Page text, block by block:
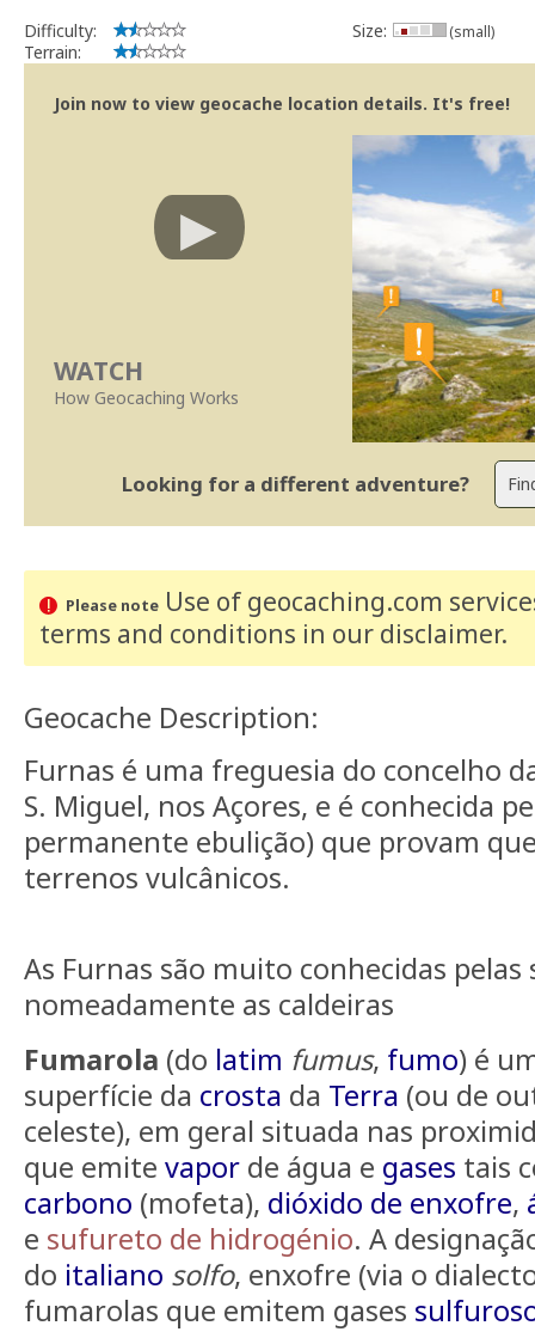
Difficulty:
Terrain:
Size: (small)
Join now to view geocache location details. It's free!
WATCH
How Geocaching Works
Looking for a different adventure?
Please noteUse of geocaching.com
terms and conditions in our disclaimer.
Geocache Description:
Furnas é uma freguesia do concelho
S. Miguel, nos Açores, e é conhecida
permanente ebulição) que provam
terrenos vulcânicos.
As Furnas são muito conhecidas
nomeadamente as caldeiras
Fumarola (do latim fumus, fumo) é
superfície da crosta da Terra (ou de
celeste), em geral situada nas
que emite vapor de água e gases tais
carbono (mofeta), dióxido de enxofre,
e sufureto de hidrogénio. A
do italiano solfo, enxofre (via o
fumarolas que emitem gases